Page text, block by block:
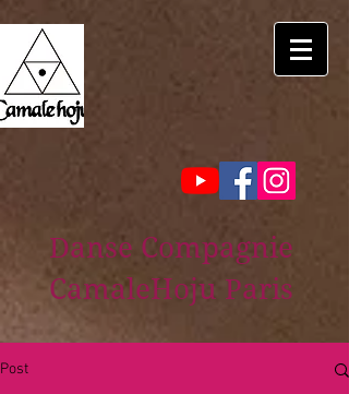
Danse Compagnie
CamaleHoju Paris
Post